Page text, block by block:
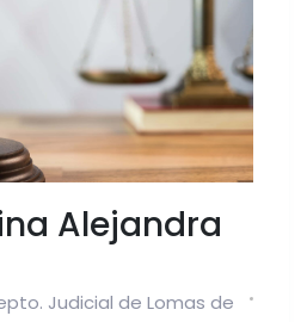
Alejandra
Judicial de Lomas de